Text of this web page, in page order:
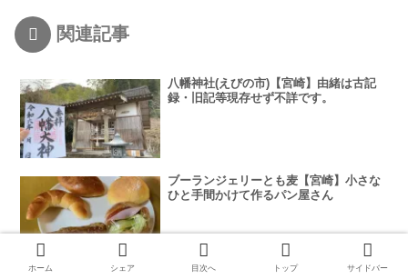
関連記事
八幡神社(えびの市)【宮崎】由緒は古記
録・旧記等現存せず不詳です。
ブーランジェリーとも麦【宮崎】小さな
ひと手間かけて作るパン屋さん
ホーム シェア 目次へ トップ サイドバー